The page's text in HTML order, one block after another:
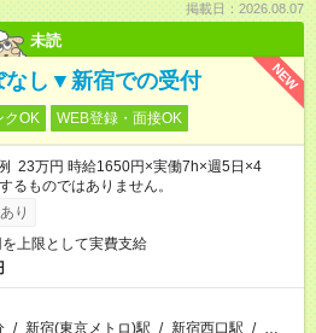
掲載日：2026.08.07
未読
NEW
なし▼新宿での受付
クOK WEB登録・面接OK
23万円 時給1650円×実働7h×週5日×4
ものではありません。
り
上限として実費支給
/ 新宿(東京メトロ)駅 / 新宿西口駅 / …